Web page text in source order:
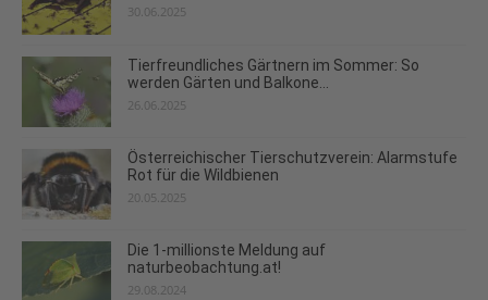
30.06.2025
Tierfreundliches Gärtnern im Sommer: So
werden Gärten und Balkone...
26.06.2025
Österreichischer Tierschutzverein: Alarmstufe
Rot für die Wildbienen
20.05.2025
Die 1-millionste Meldung auf
naturbeobachtung.at!
29.08.2024